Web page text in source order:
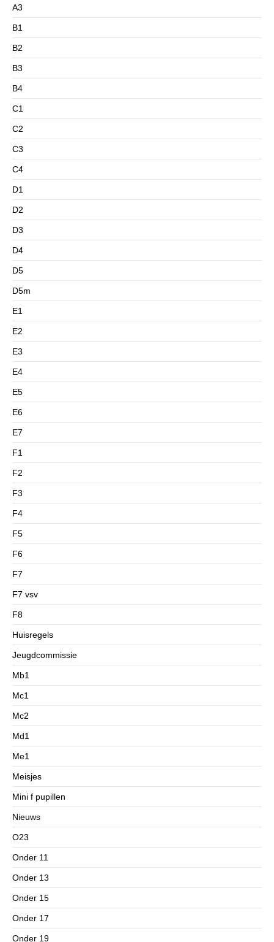
A3
B1
B2
B3
B4
C1
C2
C3
C4
D1
D2
D3
D4
D5
D5m
E1
E2
E3
E4
E5
E6
E7
F1
F2
F3
F4
F5
F6
F7
F7 vsv
F8
Huisregels
Jeugdcommissie
Mb1
Mc1
Mc2
Md1
Me1
Meisjes
Mini f pupillen
Nieuws
O23
Onder 11
Onder 13
Onder 15
Onder 17
Onder 19